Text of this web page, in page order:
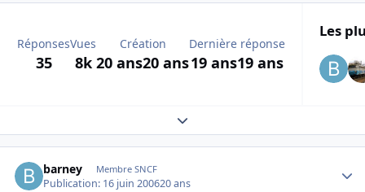
Réponses
35
Vues
8k
Création
20 ans20 ans
Dernière réponse
19 ans19 ans
Les
Expand topic overview
barney Membre SNCF
Publication: 16 juin 200620 ans